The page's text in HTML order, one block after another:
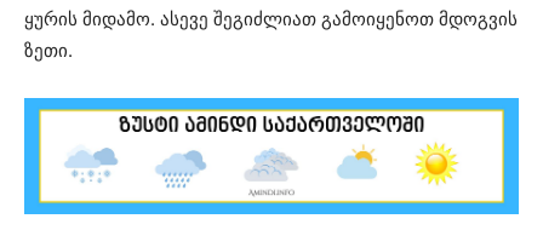
ყურის მიდამო. ასევე შეგიძლიათ გამოიყენოთ მდოგვის
ზეთი.